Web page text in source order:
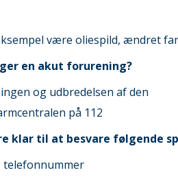
være oliespild, ændret
en akut forurening?
og udbredelsen af den
på 112
klar til at besvare følgende
telefonnummer